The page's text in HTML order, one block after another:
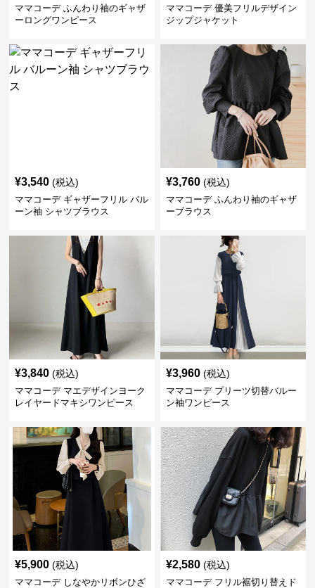
ママコーデ ふんわり袖のギャザ
ーロングワンピース
ママコーデ 優美フリルデザイン
ジップジャケット
¥3,540 (税込)
ママコーデ ギャザーフリル バル
ーン袖 シャツブラウス
¥3,760 (税込)
ママコーデ ふんわり袖のギャザ
ーブラウス
¥3,840 (税込)
ママコーデ マエデザインヨーク
レイヤードマキシワンピース
¥3,960 (税込)
ママコーデ プリーツ切替バルー
ン袖ワンピース
¥5,900 (税込)
ママコーデ しなやかリボンひざ
¥2,580 (税込)
ママコーデ フリル裾切り替えド